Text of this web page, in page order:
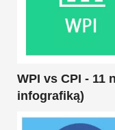
WPI vs CPI - 11
infografiką)